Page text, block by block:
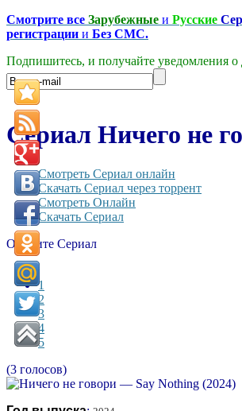
Смотрите все Зарубежные и Русские
регистрации и Без СМС.
Подпишитесь, и получайте уведомления
Сериал Ничего не
Смотреть Сериал онлайн
Скачать Сериал через торрент
Смотреть Онлайн
Скачать Сериал
Оцените Сериал
1
2
3
4
5
(3 голосов)